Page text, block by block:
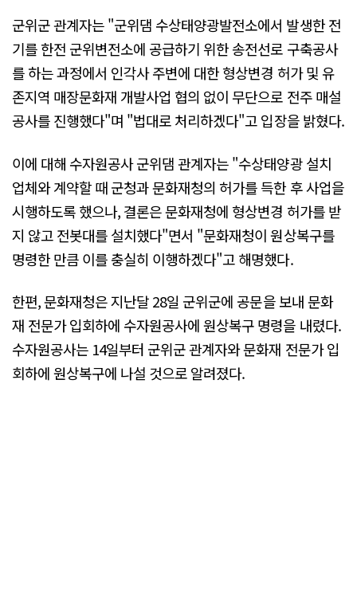
군위군 관계자는 "군위댐 수상태양광발전소에서 발생한 전
기를 한전 군위변전소에 공급하기 위한 송전선로 구축공사
를 하는 과정에서 인각사 주변에 대한 형상변경 허가 및 유
존지역 매장문화재 개발사업 협의 없이 무단으로 전주 매설
공사를 진행했다"며 "법대로 처리하겠다"고 입장을 밝혔다.
이에 대해 수자원공사 군위댐 관계자는 "수상태양광 설치
업체와 계약할 때 군청과 문화재청의 허가를 득한 후 사업을
시행하도록 했으나, 결론은 문화재청에 형상변경 허가를 받
지 않고 전봇대를 설치했다"면서 "문화재청이 원상복구를
명령한 만큼 이를 충실히 이행하겠다"고 해명했다.
한편, 문화재청은 지난달 28일 군위군에 공문을 보내 문화
재 전문가 입회하에 수자원공사에 원상복구 명령을 내렸다.
수자원공사는 14일부터 군위군 관계자와 문화재 전문가 입
회하에 원상복구에 나설 것으로 알려졌다.